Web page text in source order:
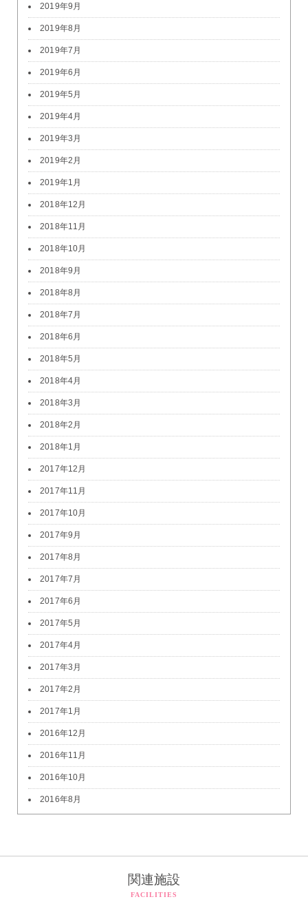
2019年9月
2019年8月
2019年7月
2019年6月
2019年5月
2019年4月
2019年3月
2019年2月
2019年1月
2018年12月
2018年11月
2018年10月
2018年9月
2018年8月
2018年7月
2018年6月
2018年5月
2018年4月
2018年3月
2018年2月
2018年1月
2017年12月
2017年11月
2017年10月
2017年9月
2017年8月
2017年7月
2017年6月
2017年5月
2017年4月
2017年3月
2017年2月
2017年1月
2016年12月
2016年11月
2016年10月
2016年8月
関連施設
FACILITIES